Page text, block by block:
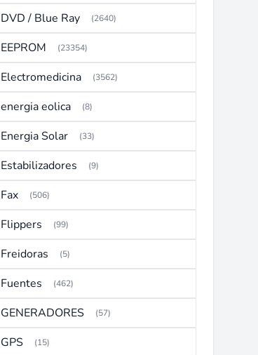
DVD / Blue Ray (2640)
EEPROM (23354)
Electromedicina (3562)
energia eolica (8)
Energia Solar (33)
Estabilizadores (9)
Fax (506)
Flippers (99)
Freidoras (5)
Fuentes (462)
GENERADORES (57)
GPS (15)